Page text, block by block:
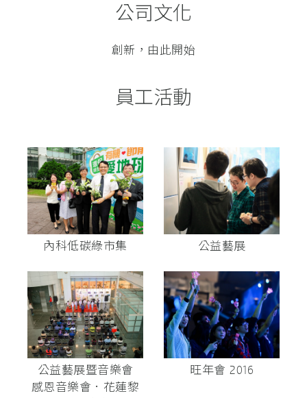
公司文化
創新，由此開始
員工活動
內科低碳綠市集 公益藝展
公益藝展暨音樂會
感恩音樂會．花蓮黎
旺年會 2016